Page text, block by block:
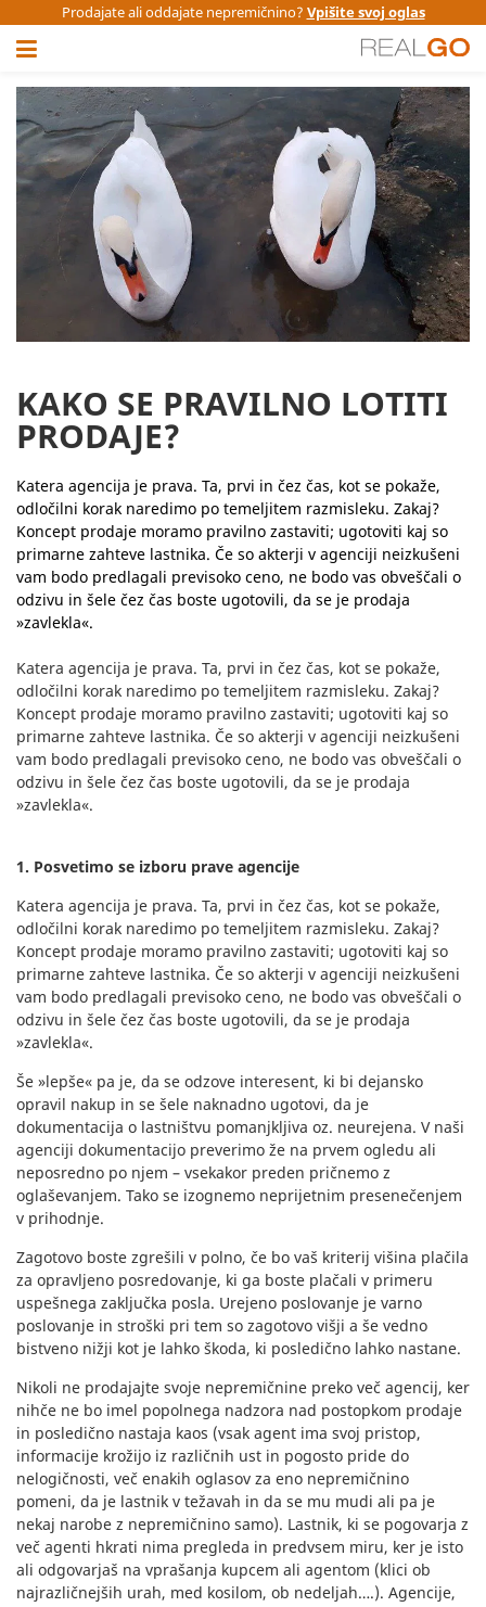
Prodajate ali oddajate nepremičnino? Vpišite svoj oglas
KAKO SE PRAVILNO LOTITI
PRODAJE?
Katera agencija je prava. Ta, prvi in čez čas, kot se pokaže,
odločilni korak naredimo po temeljitem razmisleku. Zakaj?
Koncept prodaje moramo pravilno zastaviti; ugotoviti kaj so
primarne zahteve lastnika. Če so akterji v agenciji neizkušeni
vam bodo predlagali previsoko ceno, ne bodo vas obveščali o
odzivu in šele čez čas boste ugotovili, da se je prodaja
»zavlekla«.
Katera agencija je prava. Ta, prvi in čez čas, kot se pokaže,
odločilni korak naredimo po temeljitem razmisleku. Zakaj?
Koncept prodaje moramo pravilno zastaviti; ugotoviti kaj so
primarne zahteve lastnika. Če so akterji v agenciji neizkušeni
vam bodo predlagali previsoko ceno, ne bodo vas obveščali o
odzivu in šele čez čas boste ugotovili, da se je prodaja
»zavlekla«.
1. Posvetimo se izboru prave agencije
Katera agencija je prava. Ta, prvi in čez čas, kot se pokaže,
odločilni korak naredimo po temeljitem razmisleku. Zakaj?
Koncept prodaje moramo pravilno zastaviti; ugotoviti kaj so
primarne zahteve lastnika. Če so akterji v agenciji neizkušeni
vam bodo predlagali previsoko ceno, ne bodo vas obveščali o
odzivu in šele čez čas boste ugotovili, da se je prodaja
»zavlekla«.
Še »lepše« pa je, da se odzove interesent, ki bi dejansko
opravil nakup in se šele naknadno ugotovi, da je
dokumentacija o lastništvu pomanjkljiva oz. neurejena. V naši
agenciji dokumentacijo preverimo že na prvem ogledu ali
neposredno po njem – vsekakor preden pričnemo z
oglaševanjem. Tako se izognemo neprijetnim presenečenjem
v prihodnje.
Zagotovo boste zgrešili v polno, če bo vaš kriterij višina plačila
za opravljeno posredovanje, ki ga boste plačali v primeru
uspešnega zaključka posla. Urejeno poslovanje je varno
poslovanje in stroški pri tem so zagotovo višji a še vedno
bistveno nižji kot je lahko škoda, ki posledično lahko nastane.
Nikoli ne prodajajte svoje nepremičnine preko več agencij, ker
nihče ne bo imel popolnega nadzora nad postopkom prodaje
in posledično nastaja kaos (vsak agent ima svoj pristop,
informacije krožijo iz različnih ust in pogosto pride do
nelogičnosti, več enakih oglasov za eno nepremičnino
pomeni, da je lastnik v težavah in da se mu mudi ali pa je
nekaj narobe z nepremičnino samo). Lastnik, ki se pogovarja z
več agenti hkrati nima pregleda in predvsem miru, ker je isto
ali odgovarjaš na vprašanja kupcem ali agentom (klici ob
najrazličnejših urah, med kosilom, ob nedeljah….). Agencije,